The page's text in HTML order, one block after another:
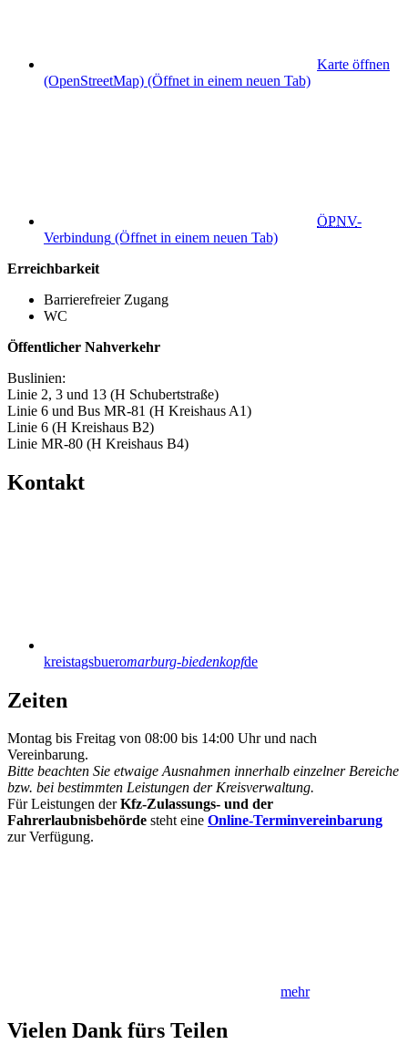
Karte öffnen
(OpenStreetMap) (Öffnet in einem neuen Tab)
ÖPNV-
Verbindung (Öffnet in einem neuen Tab)
Erreichbarkeit
Barrierefreier Zugang
WC
Öffentlicher Nahverkehr
Buslinien:
Linie 2, 3 und 13 (H Schubertstraße)
Linie 6 und Bus MR-81 (H Kreishaus A1)
Linie 6 (H Kreishaus B2)
Linie MR-80 (H Kreishaus B4)
Kontakt
kreistagsbueromarburg-biedenkopfde
Zeiten
Montag bis Freitag von 08:00 bis 14:00 Uhr und nach
Vereinbarung.
Bitte beachten Sie etwaige Ausnahmen innerhalb einzelner Bereiche
bzw. bei bestimmten Leistungen der Kreisverwaltung.
Für Leistungen derKfz-Zulassungs- und der
Fahrerlaubnisbehörde steht eine Online-Terminvereinbarung
zur Verfügung.
mehr
Vielen Dank fürs Teilen